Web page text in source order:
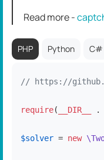
Read more -
PHP Python C#
// https://
require( __DIR__ .
$solver = new